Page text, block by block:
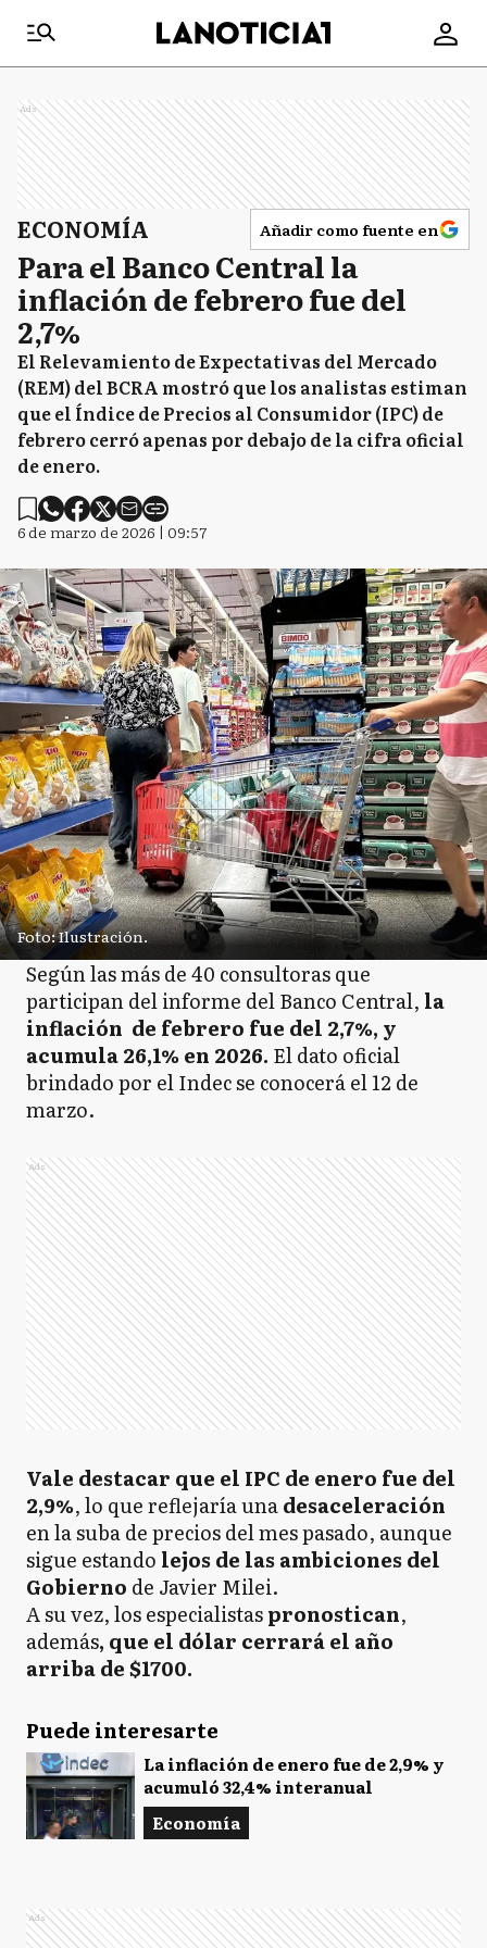
Ads
ECONOMÍA Añadir como fuente en
Para el Banco Central la
inflación de febrero fue del
2,7%
El Relevamiento de Expectativas del Mercado
(REM) del BCRA mostró que los analistas estiman
que el Índice de Precios al Consumidor (IPC) de
febrero cerró apenas por debajo de la cifra oficial
de enero.
6 de marzo de 2026 | 09:57
Foto: Ilustración.
Según las más de 40 consultoras que
participan del informe del Banco Central, la
inflación de febrero fue del 2,7%, y
acumula 26,1% en 2026. El dato oficial
brindado por el Indec se conocerá el 12 de
marzo.
Ads
Vale destacar que el IPC de enero fue del
2,9%, lo que reflejaría unadesaceleración
en la suba de precios del mes pasado, aunque
sigue estando lejos de las ambiciones del
Gobierno de Javier Milei.
A su vez, los especialistaspronostican,
además, que el dólar cerrará el año
arriba de $1700.
Puede interesarte
La inflación de enero fue de 2,9% y
acumuló 32,4% interanual
Economía
Ads